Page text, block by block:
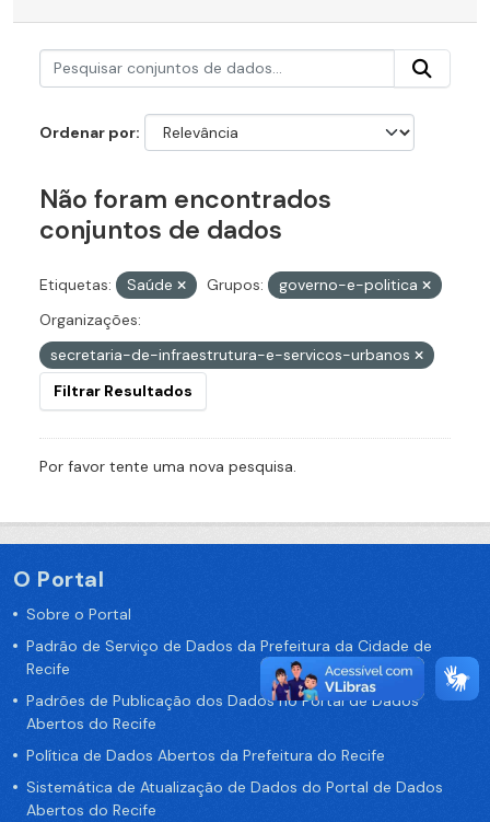
Ordenar por
Não foram encontrados
conjuntos de dados
Etiquetas: Saúde Grupos:
governo-e-politica
Organizações:
secretaria-de-infraestrutura-e-servicos-urbanos
Filtrar Resultados
Por favor tente uma nova pesquisa.
O Portal
Sobre o Portal
Padrão de Serviço de Dados da Prefeitura da Cidade de
Recife
Padrões de Publicação dos Dados no Portal de Dados
Abertos do Recife
Política de Dados Abertos da Prefeitura do Recife
Sistemática de Atualização de Dados do Portal de Dados
Abertos do Recife